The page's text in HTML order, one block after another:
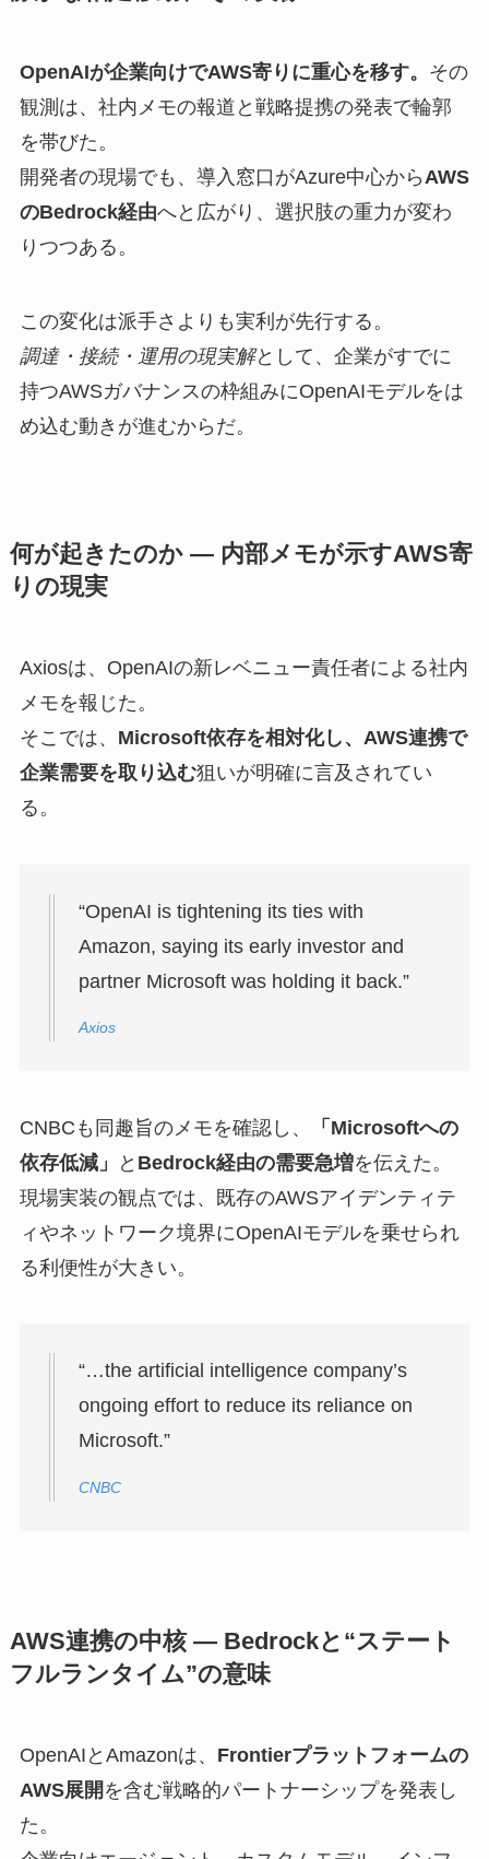
OpenAIが企業向けでAWS寄りに重心を移す。 その
観測は、社内メモの報道と戦略提携の発表で輪郭
を帯びた。
開発者の現場でも、導入窓口がAzure中心からAWS
のBedrock経由へと広がり、選択肢の重力が変わ
りつつある。
この変化は派手さよりも実利が先行する。
調達・接続・運用の現実解として、企業がすでに
持つAWSガバナンスの枠組みにOpenAIモデルをは
め込む動きが進むからだ。
何が起きたのか — 内部メモが示すAWS寄
りの現実
Axiosは、OpenAIの新レベニュー責任者による社内
メモを報じた。
そこでは、 Microsoft依存を相対化し、AWS連携で
企業需要を取り込む狙いが明確に言及されてい
る。
“OpenAI is tightening its ties with
Amazon, saying its early investor and
partner Microsoft was holding it back.”
Axios
CNBCも同趣旨のメモを確認し、
「Microsoftへの
依存低減」
と Bedrock経由の需要急増を伝えた。
現場実装の観点では、既存のAWSアイデンティテ
ィやネットワーク境界にOpenAIモデルを乗せられ
る利便性が大きい。
“…the artificial intelligence company’s
ongoing effort to reduce its reliance on
Microsoft.”
CNBC
AWS連携の中核 — Bedrockと“ステート
フルランタイム”の意味
OpenAIとAmazonは、 Frontierプラットフォームの
AWS展開 を含む戦略的パートナーシップを発表し
た。